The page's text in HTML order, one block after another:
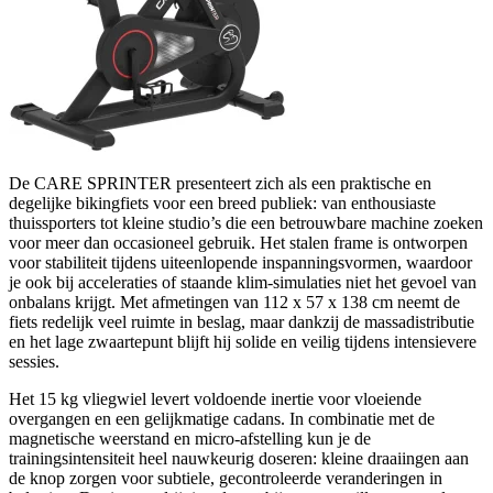
De CARE SPRINTER presenteert zich als een praktische en
degelijke bikingfiets voor een breed publiek: van enthousiaste
thuissporters tot kleine studio’s die een betrouwbare machine zoeken
voor meer dan occasioneel gebruik. Het stalen frame is ontworpen
voor stabiliteit tijdens uiteenlopende inspanningsvormen, waardoor
je ook bij acceleraties of staande klim-simulaties niet het gevoel van
onbalans krijgt. Met afmetingen van 112 x 57 x 138 cm neemt de
fiets redelijk veel ruimte in beslag, maar dankzij de massadistributie
en het lage zwaartepunt blijft hij solide en veilig tijdens intensievere
sessies.
Het 15 kg vliegwiel levert voldoende inertie voor vloeiende
overgangen en een gelijkmatige cadans. In combinatie met de
magnetische weerstand en micro-afstelling kun je de
trainingsintensiteit heel nauwkeurig doseren: kleine draaiingen aan
de knop zorgen voor subtiele, gecontroleerde veranderingen in